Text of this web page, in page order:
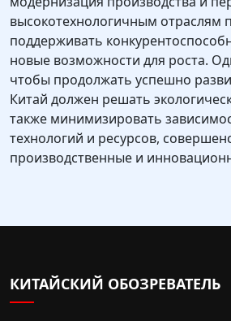
высокотехнологичным отраслям
поддерживать
новые возможности для роста.
чтобы продолжать успешно
Китай должен решать
также минимизировать
технологий и ресурсов,
производственные и
КИТАЙСКИЙ ОБОЗРЕВАТЕЛЬ